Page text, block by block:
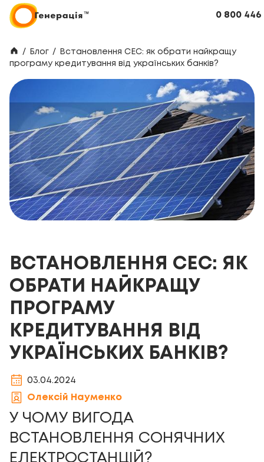
0 800 446
/ Блог /
Встановлення СЕС: як обрати найкращу
програму кредитування від українських банків?
ВСТАНОВЛЕННЯ СЕС: ЯК
ОБРАТИ НАЙКРАЩУ
ПРОГРАМУ
КРЕДИТУВАННЯ ВІД
УКРАЇНСЬКИХ БАНКІВ?
03.04.2024
Олексій Науменко
У ЧОМУ ВИГОДА
ВСТАНОВЛЕННЯ СОНЯЧНИХ
ЕЛЕКТРОСТАНЦІЙ?